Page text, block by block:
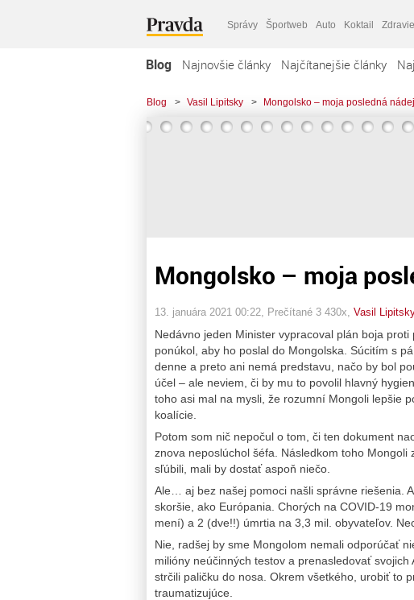
Správy Športweb Auto Koktail Zdravie
Blog Najnovšie články Najčítanejšie články
Blog > Vasil Lipitsky > Mongolsko – moja posledná nádej
Mongolsko – moja
13. januára 2021 00:22 , Prečítané 3 430x, Vasil Lipitsky
Nedávno jeden Minister vypracoval plán boja
ponúkol, aby ho poslal do Mongolska. Súcitím s
denne a preto ani nemá predstavu, načo by bol
účel – ale neviem, či by mu to povolil hlavný
toho asi mal na mysli, že rozumní Mongoli lepšie
koalície.
Potom som nič nepočul o tom, či ten dokument
znova neposlúchol šéfa. Následkom toho
sľúbili, mali by dostať aspoň niečo.
Ale… aj bez našej pomoci našli správne riešenia.
skoršie, ako Európania. Chorých na COVID-19
mení) a 2 (dve!!) úmrtia na 3,3 mil. obyvateľov.
Nie, radšej by sme Mongolom nemali odporúčať
milióny neúčinných testov a prenasledovať
strčili paličku do nosa. Okrem všetkého, urobiť to
traumatizujúce.